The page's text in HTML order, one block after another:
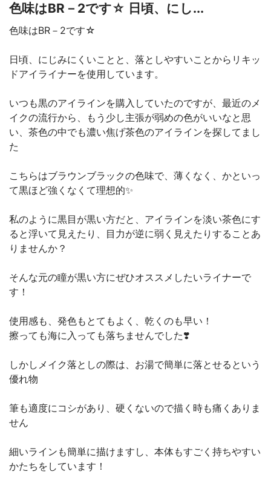
色味はBR－2です☆ 日頃、にし...
色味はBR－2です☆
日頃、にじみにくいことと、落としやすいことからリキッ
ドアイライナーを使用しています。
いつも黒のアイラインを購入していたのですが、最近のメ
イクの流行から、もう少し主張が弱めの色がいいなと思
い、茶色の中でも濃い焦げ茶色のアイラインを探してまし
た
こちらはブラウンブラックの色味で、薄くなく、かといっ
て黒ほど強くなくて理想的✨
私のように黒目が黒い方だと、アイラインを淡い茶色にす
ると浮いて見えたり、目力が逆に弱く見えたりすることあ
りませんか？
そんな元の瞳が黒い方にぜひオススメしたいライナーで
す！
使用感も、発色もとてもよく、乾くのも早い！
擦っても海に入っても落ちませんでした❣️
しかしメイク落としの際は、お湯で簡単に落とせるという
優れ物
筆も適度にコシがあり、硬くないので描く時も痛くありま
せん
細いラインも簡単に描けますし、本体もすごく持ちやすい
かたちをしています！